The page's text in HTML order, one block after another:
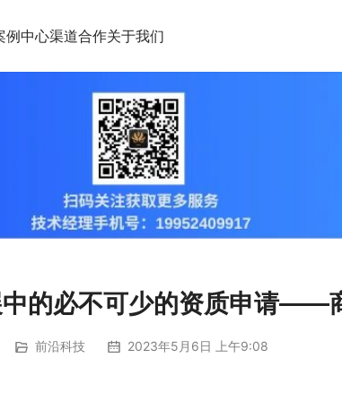
例中心渠道合作关于我们
的必不可少的资质申请——
前沿科技 2023年5月6日 上午9:08